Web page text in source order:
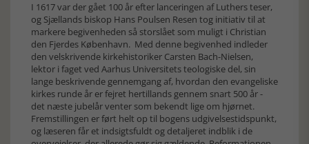
I 1617 var der gået 100 år efter lanceringen af Luthers teser,
og Sjællands biskop Hans Poulsen Resen tog initiativ til at
markere begivenheden så storslået som muligt i Christian
den Fjerdes København. Med denne begivenhed indleder
den velskrivende kirkehistoriker Carsten Bach-Nielsen,
lektor i faget ved Aarhus Universitets teologiske del, sin
lange beskrivende gennemgang af, hvordan den evangeliske
kirkes runde år er fejret hertillands gennem snart 500 år -
det næste jubelår venter som bekendt lige om hjørnet.
Fremstillingen er ført helt op til bogens udgivelsestidspunkt,
og læseren får et indsigtsfuldt og detaljeret indblik i de